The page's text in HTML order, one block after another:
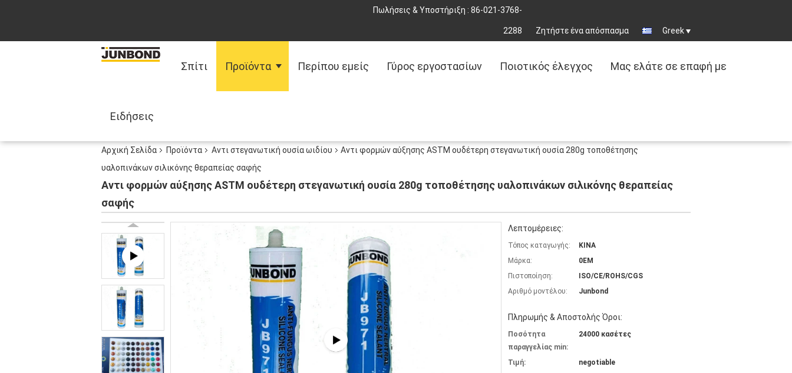
Πωλήσεις & Υποστήριξη : 86-021-3768-
2288 Ζητήστε ένα απόσπασμα Greek
Σπίτι Προϊόντα Περίπου εμείς Γύρος εργοστασίων Ποιοτικός έλεγχος Μας ελάτε σε επαφή με
Ειδήσεις
Αρχική Σελίδα Προϊόντα Αντι στεγανωτική ουσία ωιδίου
Αντι φορμών αύξησης ASTM ουδέτερη στεγανωτική ουσία 280g τοποθέτησης
υαλοπινάκων σιλικόνης θεραπείας σαφής
Αντι φορμών αύξησης ASTM ουδέτερη στεγανωτική ουσία 280g τοποθέτησης υαλοπινάκων σιλικόνης θεραπείας
σαφής
Λεπτομέρειες:
Τόπος καταγωγής:
ΚΙΝΑ
Μάρκα:
0EM
Πιστοποίηση:
ISO/CE/ROHS/CGS
Αριθμό μοντέλου:
Junbond
Πληρωμής & Αποστολής Όροι:
Ποσότητα
παραγγελίας min:
24000 κασέτες
Τιμή: negotiable